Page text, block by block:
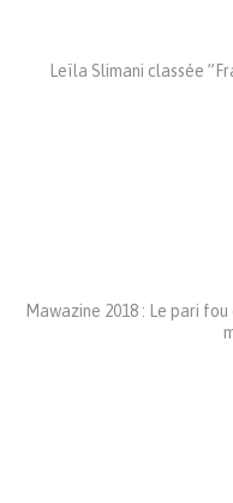
Leïla Slimani classée
Mawazine 2018 : Le pari